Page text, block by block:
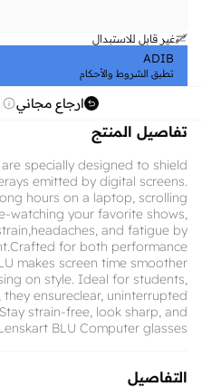
غير قابل للاستبدال
ADIB
تطبق الشروط والأحكام
ارجاع مجاني
تفاصيل المنتج
specially designed to shield
emitted by digital screens.
hours on a laptop, scrolling
watching your favorite shows,
and fatigue by
for both performance
makes screen time smoother
on style. Ideal for students,
ensureclear, uninterrupted
strain-free, look sharp, and
BLU Computer glasses
التفاصيل